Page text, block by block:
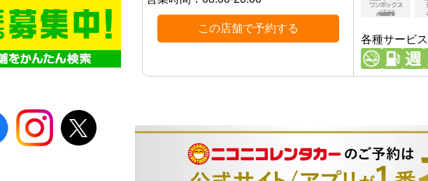
この店舗で予約する
各種サービス